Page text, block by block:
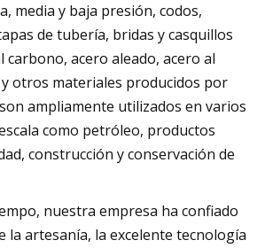
media y baja presión, codos,
de tubería, bridas y casquillos
carbono, acero aleado, acero al
otros materiales producidos por
ampliamente utilizados en varios
como petróleo, productos
construcción y conservación de
nuestra empresa ha confiado
la artesanía, la excelente tecnología